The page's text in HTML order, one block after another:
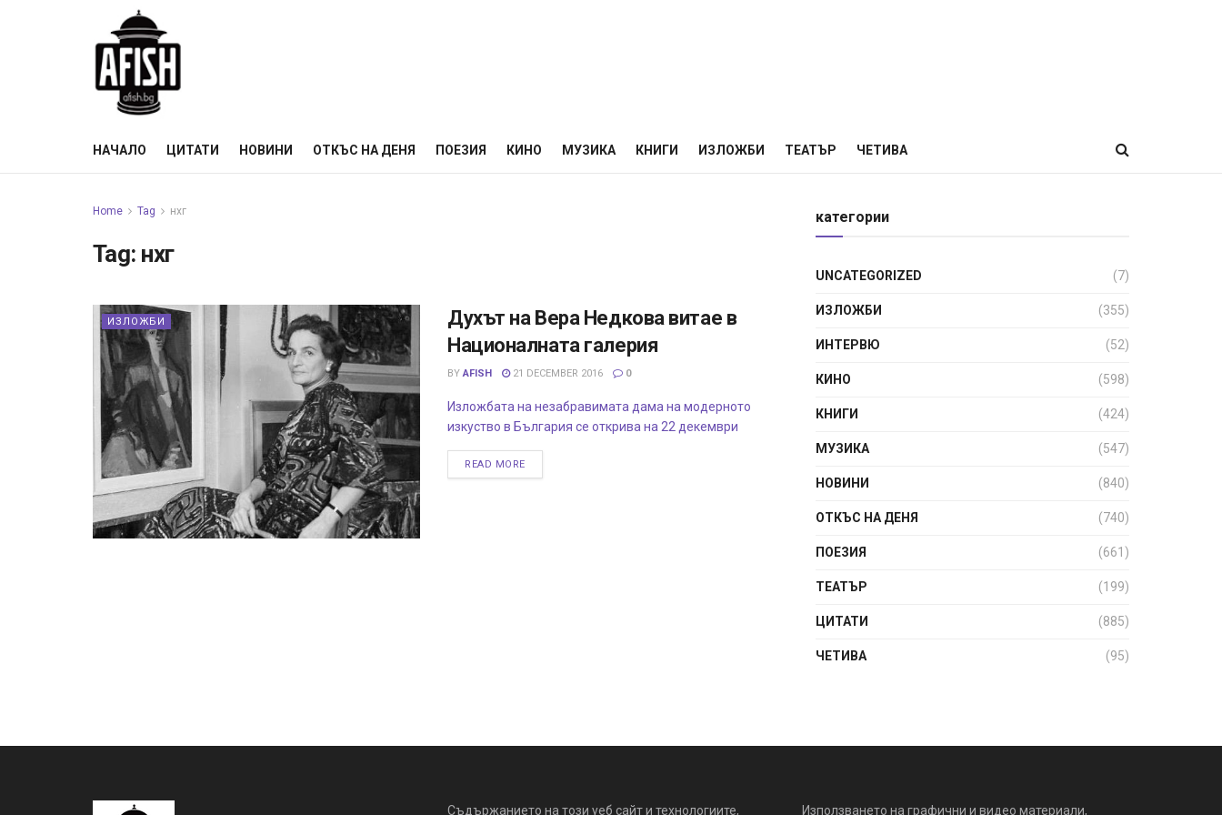
НАЧАЛО ЦИТАТИ НОВИНИ ОТКЪС НА ДЕНЯ ПОЕЗИЯ КИНО МУЗИКА КНИГИ ИЗЛОЖБИ ТЕАТЪР ЧЕТИВА
Home Tag нхг
Tag: нхг
ИЗЛОЖБИ
Духът на Вера Недкова витае в
Националната галерия
BY AFISH 21 DECEMBER 2016 0
Изложбата на незабравимата дама на модерното
изкуство в България се открива на 22 декември
READ MORE
категории
UNCATEGORIZED (7)
ИЗЛОЖБИ (355)
ИНТЕРВЮ (52)
КИНО (598)
КНИГИ (424)
МУЗИКА (547)
НОВИНИ (840)
ОТКЪС НА ДЕНЯ (740)
ПОЕЗИЯ (661)
ТЕАТЪР (199)
ЦИТАТИ (885)
ЧЕТИВА (95)
Съдържанието на този уеб сайт и технологиите, Използването на графични и видео материали,